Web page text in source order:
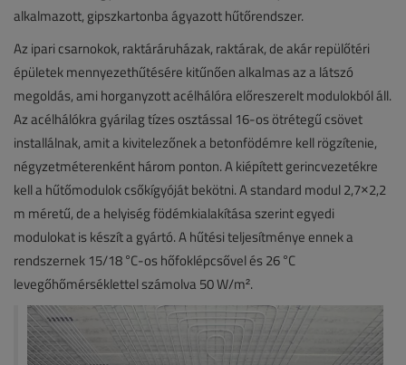
alkalmazott, gipszkartonba ágyazott hűtőrendszer.
Az ipari csarnokok, raktáráruházak, raktárak, de akár repülőtéri
épületek mennyezethűtésére kitűnően alkalmas az a látszó
megoldás, ami horganyzott acélhálóra előreszerelt modulokból áll.
Az acélhálókra gyárilag tízes osztással 16-os ötrétegű csövet
installálnak, amit a kivitelezőnek a betonfödémre kell rögzítenie,
négyzetméterenként három ponton. A kiépített gerincvezetékre
kell a hűtőmodulok csőkígyóját bekötni. A standard modul 2,7×2,2
m méretű, de a helyiség födémkialakítása szerint egyedi
modulokat is készít a gyártó. A hűtési teljesítménye ennek a
rendszernek 15/18 °C-os hőfoklépcsővel és 26 °C
levegőhőmérséklettel számolva 50 W/m².